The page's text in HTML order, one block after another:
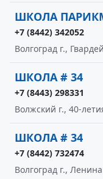
ШКОЛА
+7 (8442) 342052
Волгоград г.,
ШКОЛА # 34
+7 (8443) 298331
Волжский г., 40-
ШКОЛА # 34
+7 (8442) 732474
Волгоград г.,